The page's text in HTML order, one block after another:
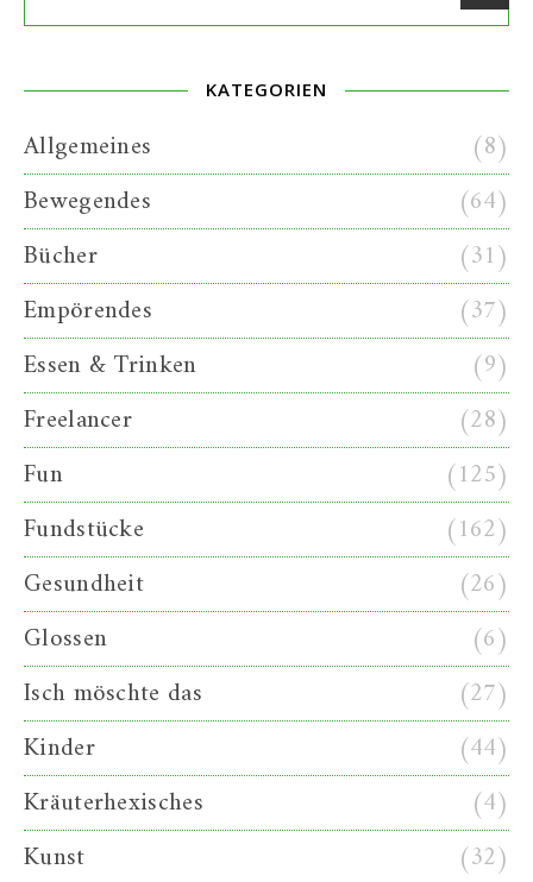
KATEGORIEN
Allgemeines
(8)
Bewegendes
(64)
Bücher
(31)
Empörendes
(37)
Essen & Trinken
(9)
Freelancer
(28)
Fun
(125)
Fundstücke
(162)
Gesundheit
(26)
Glossen
(6)
Isch möschte das
(27)
Kinder
(44)
Kräuterhexisches
(4)
Kunst
(32)